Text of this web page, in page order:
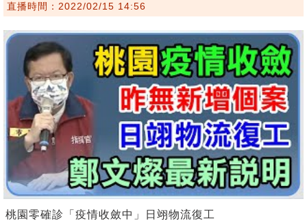
直播時間：2022/02/15 14:56
桃園零確診「疫情收斂中」日翊物流復工